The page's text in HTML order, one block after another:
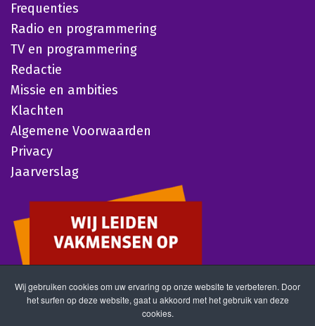
Frequenties
Radio en programmering
TV en programmering
Redactie
Missie en ambities
Klachten
Algemene Voorwaarden
Privacy
Jaarverslag
Wij gebruiken cookies om uw ervaring op onze website te verbeteren. Door
het surfen op deze website, gaat u akkoord met het gebruik van deze
cookies.